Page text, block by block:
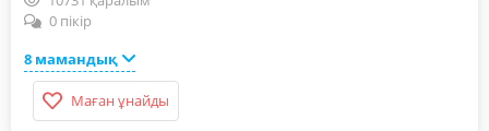
0 пікір
8 мамандық
Маған ұнайды